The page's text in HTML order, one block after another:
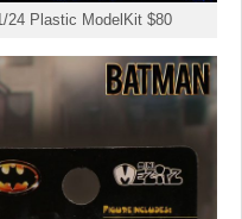
24 Plastic ModelKit $80